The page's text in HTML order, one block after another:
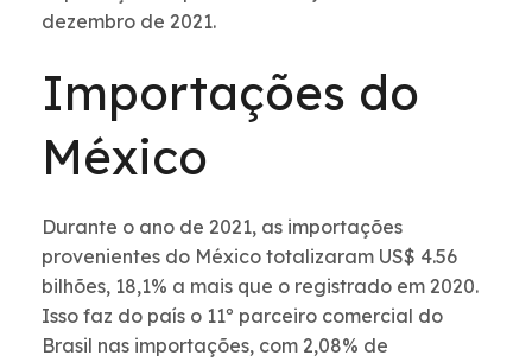
dezembro de 2021.
Importações do
México
Durante o ano de 2021, as importações
provenientes do México totalizaram US$ 4.56
bilhões, 18,1% a mais que o registrado em 2020.
Isso faz do país o 11º parceiro comercial do
Brasil nas importações, com 2,08% de